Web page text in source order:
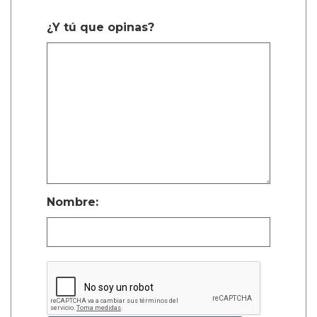
¿Y tú que opinas?
Nombre: